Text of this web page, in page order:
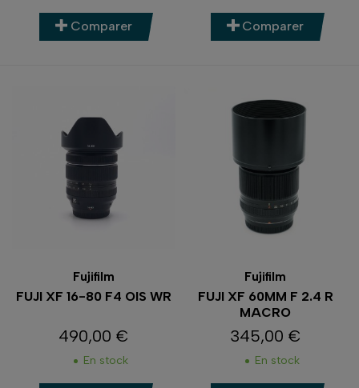
Comparer Comparer
Fujifilm
FUJI XF 16-80 F4 OIS WR
Prix
490,00 €
En stock
Fujifilm
FUJI XF 60MM F 2.4 R
MACRO
Prix
345,00 €
En stock